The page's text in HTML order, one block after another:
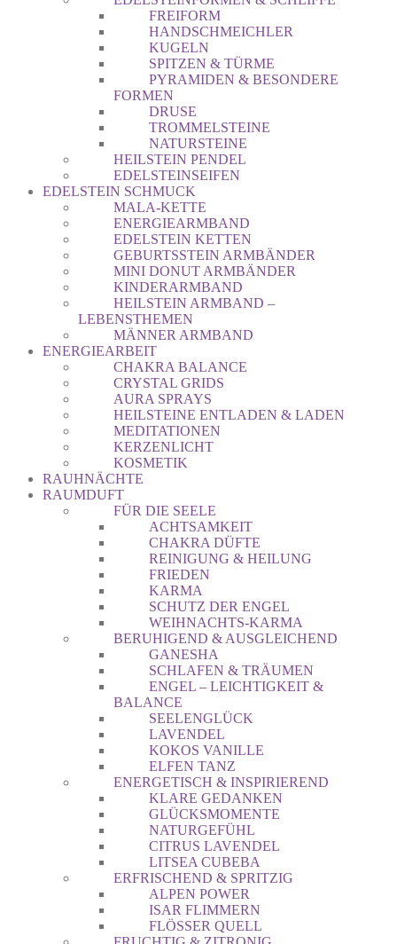
FREIFORM
HANDSCHMEICHLER
KUGELN
SPITZEN & TÜRME
PYRAMIDEN & BESONDERE
FORMEN
DRUSE
TROMMELSTEINE
NATURSTEINE
HEILSTEIN PENDEL
EDELSTEINSEIFEN
EDELSTEIN SCHMUCK
MALA-KETTE
ENERGIEARMBAND
EDELSTEIN KETTEN
GEBURTSSTEIN ARMBÄNDER
MINI DONUT ARMBÄNDER
KINDERARMBAND
HEILSTEIN ARMBAND –
LEBENSTHEMEN
MÄNNER ARMBAND
ENERGIEARBEIT
CHAKRA BALANCE
CRYSTAL GRIDS
AURA SPRAYS
HEILSTEINE ENTLADEN & LADEN
MEDITATIONEN
KERZENLICHT
KOSMETIK
RAUHNÄCHTE
RAUMDUFT
FÜR DIE SEELE
ACHTSAMKEIT
CHAKRA DÜFTE
REINIGUNG & HEILUNG
FRIEDEN
KARMA
SCHUTZ DER ENGEL
WEIHNACHTS-KARMA
BERUHIGEND & AUSGLEICHEND
GANESHA
SCHLAFEN & TRÄUMEN
ENGEL – LEICHTIGKEIT &
BALANCE
SEELENGLÜCK
LAVENDEL
KOKOS VANILLE
ELFEN TANZ
ENERGETISCH & INSPIRIEREND
KLARE GEDANKEN
GLÜCKSMOMENTE
NATURGEFÜHL
CITRUS LAVENDEL
LITSEA CUBEBA
ERFRISCHEND & SPRITZIG
ALPEN POWER
ISAR FLIMMERN
FLÖSSER QUELL